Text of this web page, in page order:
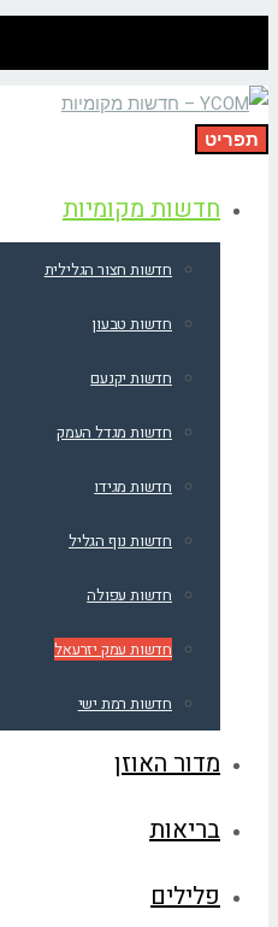
תפריט
חדשות מקומיות
חדשות חצור הגלילית
חדשות טבעון
חדשות יקנעם
חדשות מגדל העמק
חדשות מגידו
חדשות נוף הגליל
חדשות עפולה
חדשות עמק יזרעאל
חדשות רמת ישי
מדור האוזן
בריאות
פלילים